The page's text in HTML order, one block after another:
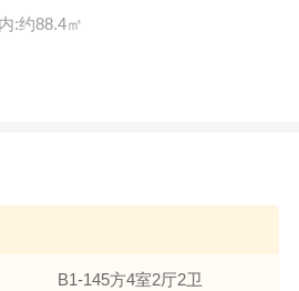
:约88.4㎡
B1-145方4室2厅2卫